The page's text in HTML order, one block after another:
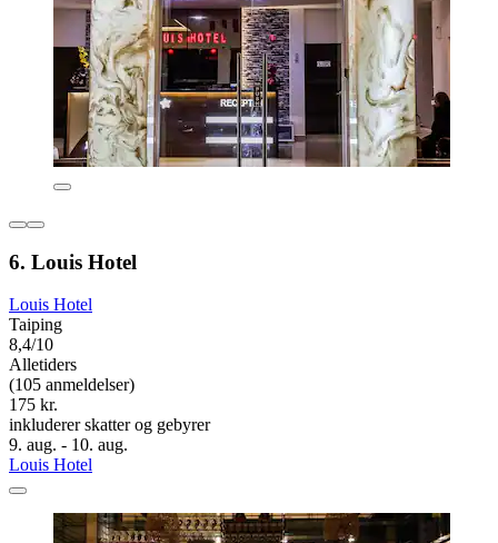
6. Louis Hotel
Louis Hotel
Taiping
8,4/10
Alletiders
(105 anmeldelser)
175 kr.
inkluderer skatter og gebyrer
9. aug. - 10. aug.
Louis Hotel